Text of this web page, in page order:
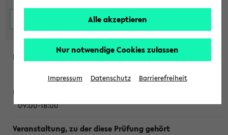
09:00-18:00
Alle akzeptieren
Nur notwendige Cookies zulassen
Impressum Datenschutz Barrierefreiheit